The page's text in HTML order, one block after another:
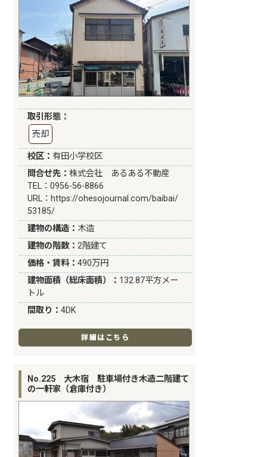
取引形態：
売却
校区： 有田小学校区
問合せ先：株式会社 あるある不動産
TEL：0956-56-8866
URL： https://ohesojournal.com/baibai/
53185/
建物の構造： 木造
建物の階数：2階建て
価格・賃料：490万円
建物面積（総床面積）： 132.87平方メー
トル
間取り：4DK
詳細はこちら
No.225 大木宿 駐車場付き木造二階建て
の一軒家（倉庫付き）